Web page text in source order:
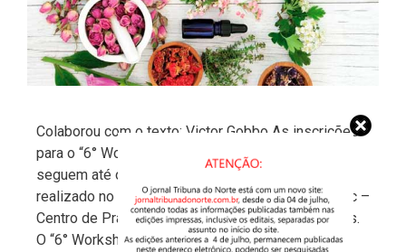
Colaborou com o texto: Victor Gobbo As inscrições
para o “6° Workshop do Cpic” estão abertas e
seguem até o dia 15 de agosto. O encontro será
realizado no dia 22 de agosto, no auditório do Cpic –
Centro de Práticas Integrativas e Complementares.
O “6° Workshop de Políticas Públicas, Plantas